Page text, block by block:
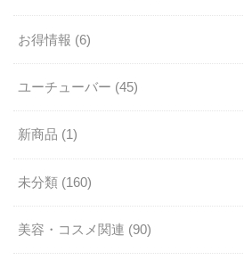
お得情報 (6)
ユーチューバー (45)
新商品 (1)
未分類 (160)
美容・コスメ関連 (90)